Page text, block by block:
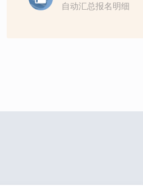
自动汇总报名明细